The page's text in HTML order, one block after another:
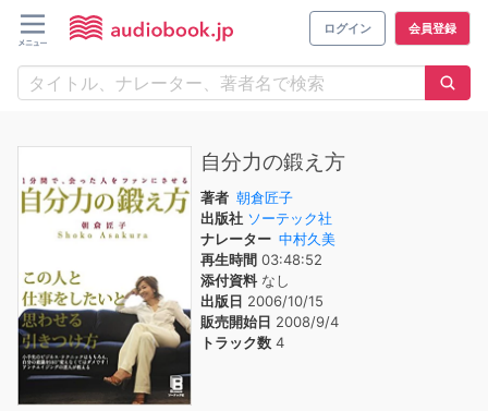
ログイン 会員登録
自分力の鍛え方
著者 朝倉匠子
出版社 ソーテック社
ナレーター 中村久美
再生時間 03:48:52
添付資料なし
出版日 2006/10/15
販売開始日 2008/9/4
トラック数 4